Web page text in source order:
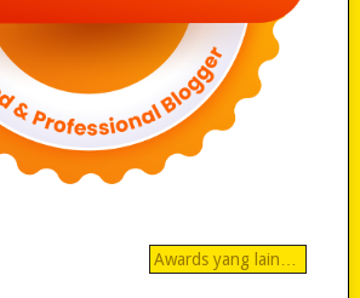
Awards yang lain…